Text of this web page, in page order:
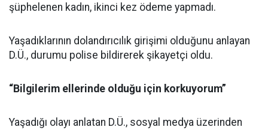
şüphelenen kadın, ikinci kez ödeme yapmadı.
Yaşadıklarının dolandırıcılık girişimi olduğunu anlayan
D.Ü., durumu polise bildirerek şikayetçi oldu.
“Bilgilerim ellerinde olduğu için korkuyorum”
Yaşadığı olayı anlatan D.Ü., sosyal medya üzerinden